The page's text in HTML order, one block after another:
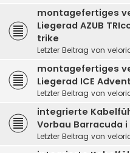
montagefertiges
Liegerad AZUB
trike
Letzter Beitrag von
montagefertiges
Liegerad ICE
Letzter Beitrag von
integrierte
Vorbau Barracuda i
Letzter Beitrag von